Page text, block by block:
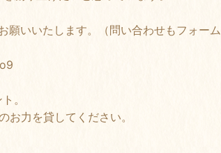
いいたします。（問い合わせもフォーム
。
力を貸してください。